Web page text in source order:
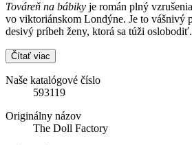
Továreň na bábiky je román plný
vo viktoriánskom Londýne. Je to vášnivý
desivý príbeh ženy, ktorá sa túži oslobodiť.
Čítať viac
Naše katalógové číslo
593119
Originálny názov
The Doll Factory